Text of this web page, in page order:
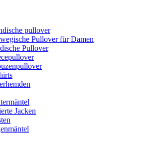
pullover
Pullover für Damen
Pullover
Jacken